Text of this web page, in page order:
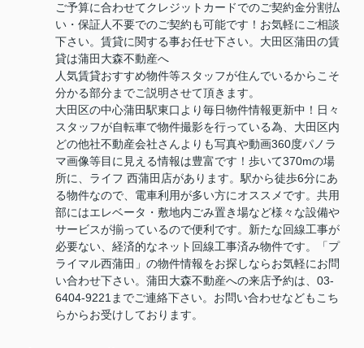
ご予算に合わせてクレジットカードでのご契約金分割払
い・保証人不要でのご契約も可能です！お気軽にご相談
下さい。賃貸に関する事お任せ下さい。大田区蒲田の賃
貸は蒲田大森不動産へ
人気賃貸おすすめ物件等スタッフが住んでいるからこそ
分かる部分までご説明させて頂きます。
大田区の中心蒲田駅東口より毎日物件情報更新中！日々
スタッフが自転車で物件撮影を行っている為、大田区内
どの他社不動産会社さんよりも写真や動画360度パノラ
マ画像等目に見える情報は豊富です！歩いて370mの場
所に、ライフ 西蒲田店があります。駅から徒歩6分にあ
る物件なので、電車利用が多い方にオススメです。共用
部にはエレベータ・敷地内ごみ置き場など様々な設備や
サービスが揃っているので便利です。新たな回線工事が
必要ない、経済的なネット回線工事済み物件です。「プ
ライマル西蒲田」の物件情報をお探しならお気軽にお問
い合わせ下さい。蒲田大森不動産への来店予約は、03-
6404-9221までご連絡下さい。お問い合わせなどもこち
らからお受けしております。